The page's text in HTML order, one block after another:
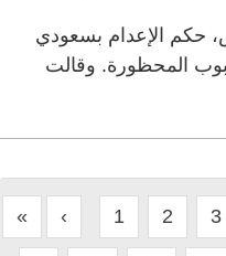
حكم الإعدام بسعودي
المحظورة. وقالت
« ‹ 1 2 3